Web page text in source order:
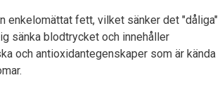
enkelomättat fett, vilket sänker det "dåliga"
sänka blodtrycket och innehåller
och antioxidantegenskaper som är kända